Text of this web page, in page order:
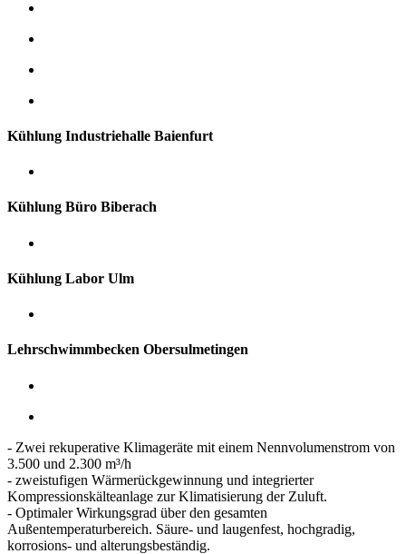
Kühlung Industriehalle Baienfurt
Kühlung Büro Biberach
Kühlung Labor Ulm
Lehrschwimmbecken Obersulmetingen
- Zwei rekuperative Klimageräte mit einem Nennvolumenstrom von
3.500 und 2.300 m³/h
- zweistufigen Wärmerückgewinnung und integrierter
Kompressionskälteanlage zur Klimatisierung der Zuluft.
- Optimaler Wirkungsgrad über den gesamten
Außentemperaturbereich. Säure- und laugenfest, hochgradig,
korrosions- und alterungsbeständig.